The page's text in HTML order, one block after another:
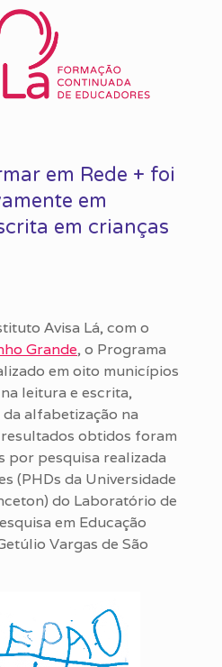
em Rede + foi
em
em crianças
Avisa Lá, com o
Grande, o Programa
em oito municípios
leitura e escrita,
alfabetização na
obtidos foram
por pesquisa realizada
(PHDs da Universidade
do Laboratório de
em Educação
Vargas de São